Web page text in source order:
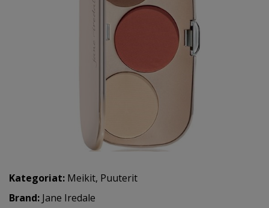
Kategoriat: Meikit, Puuterit
Brand: Jane Iredale